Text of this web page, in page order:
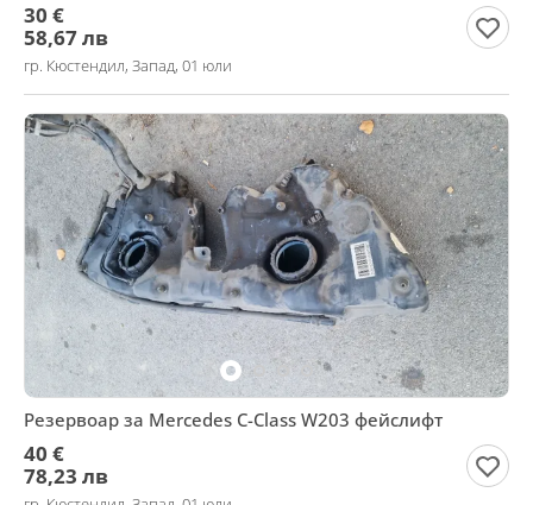
30 €
58,67 лв
гр. Кюстендил, Запад, 01 юли
Резервоар за Mercedes C-Class W203 фейслифт
40 €
78,23 лв